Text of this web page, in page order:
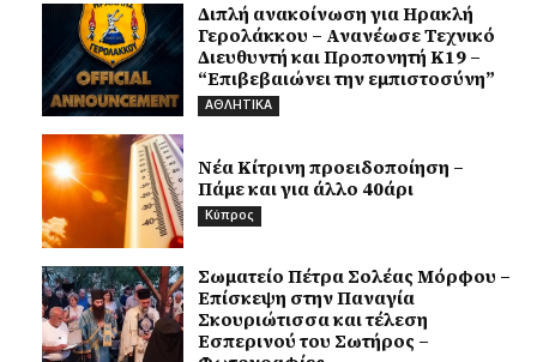
Διπλή ανακοίνωση για Ηρακλή
Γερολάκκου – Ανανέωσε Τεχνικό
Διευθυντή και Προπονητή Κ19 –
“Επιβεβαιώνει την εμπιστοσύνη”
ΑΘΛΗΤΙΚΑ
Νέα Κίτρινη προειδοποίηση –
Πάμε και για άλλο 40άρι
Κύπρος
Σωματείο Πέτρα Σολέας Μόρφου –
Επίσκεψη στην Παναγία
Σκουριώτισσα και τέλεση
Εσπερινού του Σωτήρος –